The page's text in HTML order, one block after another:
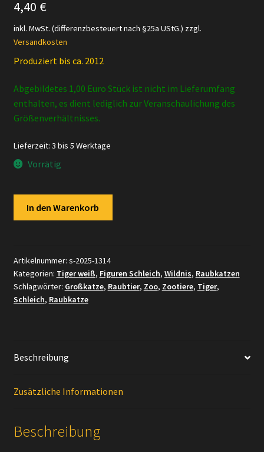
4,40 €
inkl. MwSt. (differenzbesteuert nach §25a UStG.) zzgl.
Versandkosten
Produziert bis ca. 2012
Abgebildetes 1,00 Euro Stück ist nicht im Lieferumfang
enthalten, es dient lediglich zur Veranschaulichung des
Größenverhältnisses.
Lieferzeit: 3 bis 5 Werktage
Vorrätig
Junges,
weiß,
stehend
Menge
In den Warenkorb
Artikelnummer: s-2025-1314
Kategorien: Tiger weiß, Figuren Schleich, Wildnis, Raubkatzen
Schlagwörter: Großkatze, Raubtier, Zoo, Zootiere, Tiger,
Schleich, Raubkatze
Beschreibung
Zusätzliche Informationen
Beschreibung